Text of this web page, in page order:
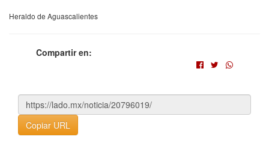
Heraldo de Aguascalientes
Compartir en:
Copiar URL